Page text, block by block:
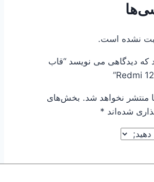
نشده است.
که دیدگاهی می نویسد “قاب
منتشر نخواهد شد. بخش‌های
شده‌اند *